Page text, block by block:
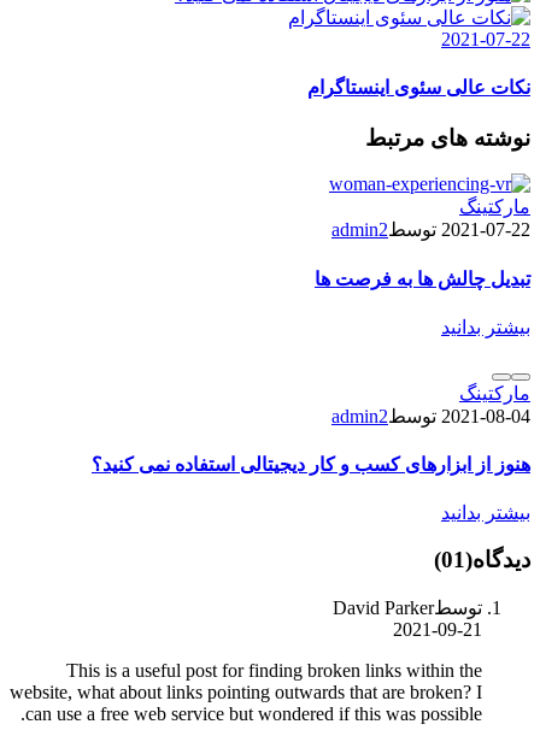
2021-07-22
نکات عالی سئوی اینستاگرام
نوشته های مرتبط
مارکتینگ
2021-07-22 توسطadmin2
تبدیل چالش ها به فرصت ها
بیشتر بدانید
مارکتینگ
2021-08-04 توسطadmin2
هنوز از ابزارهای کسب و کار دیجیتالی استفاده نمی کنید؟
بیشتر بدانید
دیدگاه(01)
توسطDavid Parker
2021-09-21
This is a useful post for finding broken links within the
website, what about links pointing outwards that are broken? I
can use a free web service but wondered if this was possible.